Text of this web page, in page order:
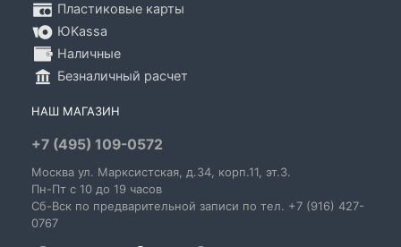
Пластиковые карты
ЮKassa
Наличные
Безналичный расчет
НАШ МАГАЗИН
+7 (495) 109-0572
Москва ул. Марксистская, д.34, корп.11, эт.3.
Пн-Пт c 10 до 19 часов
Сб-Вск по предварительной записи по тел. +7 (916) 427-
0767